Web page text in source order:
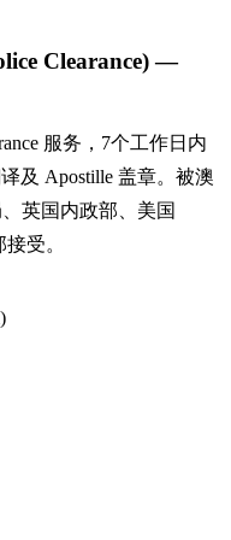
Clearance) —
服务，7个工作日内
及 Apostille 盖章。被澳
英国内政部、美国
受。